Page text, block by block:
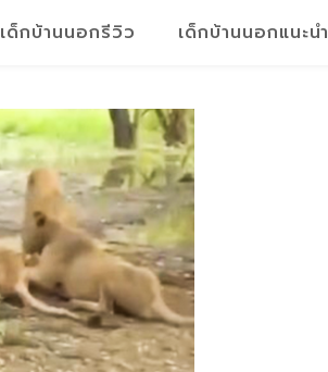
เด็กบ้านนอกรีวิว เด็กบ้านนอกแนะนำ